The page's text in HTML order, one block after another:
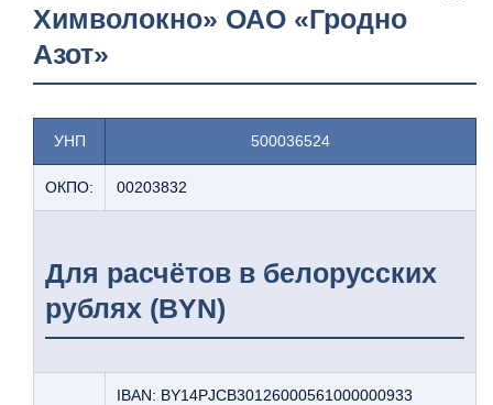
Химволокно» ОАО «Гродно
Азот»
УНП 500036524
ОКПО: 00203832
Для расчётов в белорусских
рублях (BYN)
IBAN: BY14PJCB30126000561000000933